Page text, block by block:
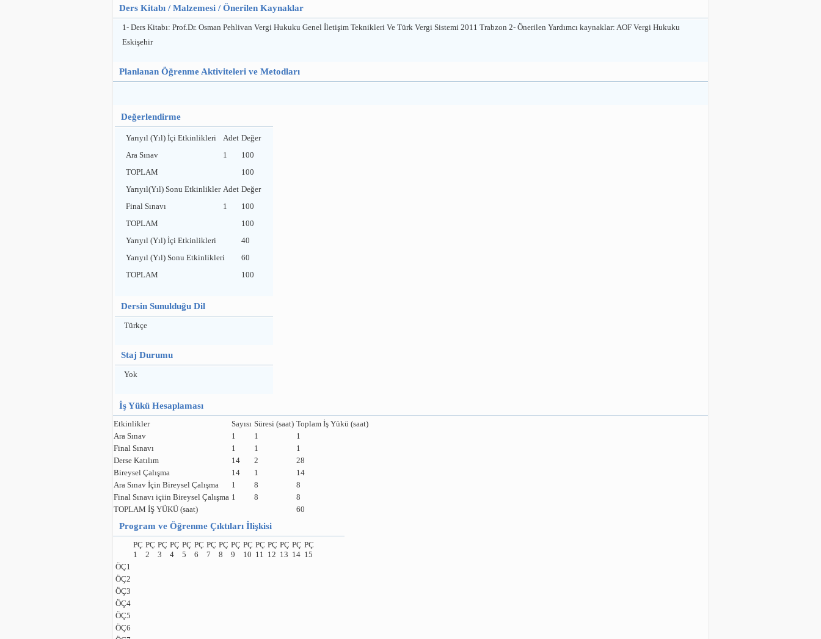
Ders Kitabı / Malzemesi / Önerilen Kaynaklar
1- Ders Kitabı: Prof.Dr. Osman Pehlivan Vergi Hukuku Genel İletişim Teknikleri Ve Türk Vergi Sistemi 2011 Trabzon 2- Önerilen Yardımcı kaynaklar: AOF Vergi Hukuku
Eskişehir
Planlanan Öğrenme Aktiviteleri ve Metodları
Değerlendirme
Yarıyıl (Yıl) İçi Etkinlikleri Adet Değer
Ara Sınav
1
100
TOPLAM
100
Yarıyıl(Yıl) Sonu Etkinlikler Adet Değer
Final Sınavı
1
100
TOPLAM
100
Yarıyıl (Yıl) İçi Etkinlikleri
40
Yarıyıl (Yıl) Sonu Etkinlikleri
60
TOPLAM
100
Dersin Sunulduğu Dil
Türkçe
Staj Durumu
Yok
İş Yükü Hesaplaması
Etkinlikler Sayısı Süresi (saat) Toplam İş Yükü (saat)
Ara Sınav
1 1
1
Final Sınavı
1 1
1
Derse Katılım
14 2
28
Bireysel Çalışma
14 1
14
Ara Sınav İçin Bireysel Çalışma
1 8
8
Final Sınavı içiin Bireysel Çalışma 1 8
8
TOPLAM İŞ YÜKÜ (saat)
60
Program ve Öğrenme Çıktıları İlişkisi
PÇ
1
PÇ
2
PÇ
3
PÇ
4
PÇ
5
PÇ
6
PÇ
7
PÇ
8
PÇ
9
PÇ
10
PÇ
11
PÇ
12
PÇ
13
PÇ
14
PÇ
15
ÖÇ1
ÖÇ2
ÖÇ3
ÖÇ4
ÖÇ5
ÖÇ6